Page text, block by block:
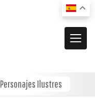
Personajes Ilustres